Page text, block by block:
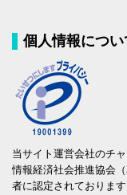
個人情報につい
当サイト運営会社のチ
情報経済社会推進協会
者に認定されております